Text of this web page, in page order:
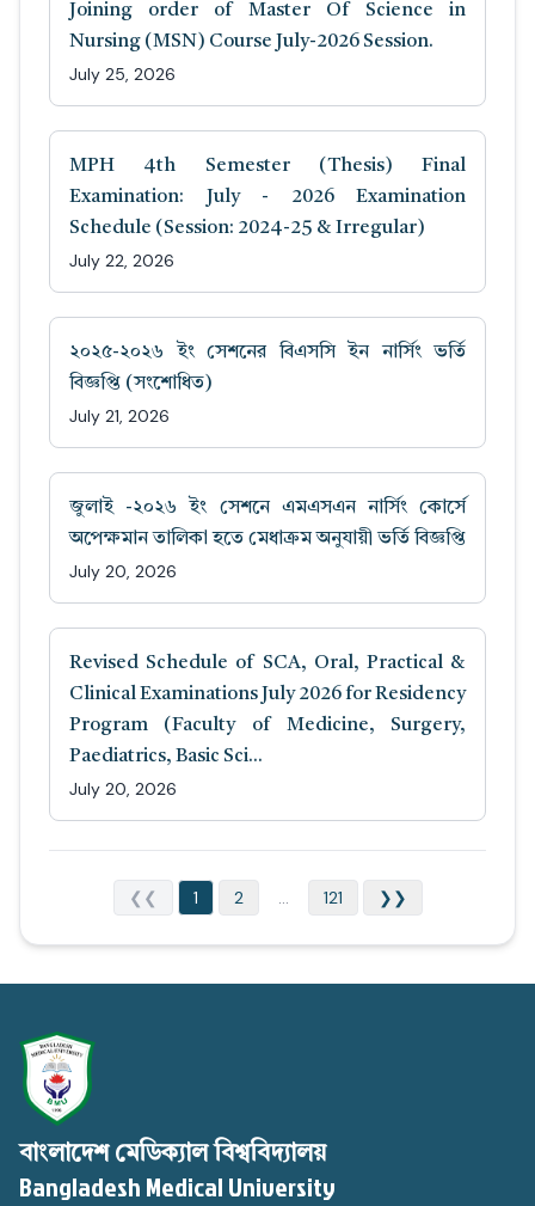
Joining order of Master Of Science in
Nursing (MSN) Course July-2026 Session.
July 25, 2026
MPH 4th Semester (Thesis) Final
Examination: July - 2026 Examination
Schedule (Session: 2024-25 & Irregular)
July 22, 2026
২০২৫-২০২৬ ইং সেশনের বিএসসি ইন নার্সিং ভর্তি
বিজ্ঞপ্তি (সংশোধিত)
July 21, 2026
জুলাই -২০২৬ ইং সেশনে এমএসএন নার্সিং কোর্সে
অপেক্ষমান তালিকা হতে মেধাক্রম অনুযায়ী ভর্তি বিজ্ঞপ্তি
July 20, 2026
Revised Schedule of SCA, Oral, Practical &
Clinical Examinations July 2026 for Residency
Program (Faculty of Medicine, Surgery,
Paediatrics, Basic Sci...
July 20, 2026
❮❮ 1 2 ... 121 ❯❯
বাংলাদেশ মেডিক্যাল বিশ্ববিদ্যালয়
Bangladesh Medical University